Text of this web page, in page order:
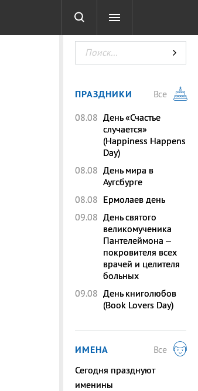
ТЕСТЫ
ПРАЗДНИКИ
Все
08.08 День «Счастье
случается»
(Happiness Happens
Day)
08.08 День мира в
Аугсбурге
08.08 Ермолаев день
09.08 День святого
великомученика
Пантелеймона –
покровителя всех
врачей и целителя
больных
09.08 День книголюбов
(Book Lovers Day)
ИМЕНА
Все
Сегодня празднуют
именины